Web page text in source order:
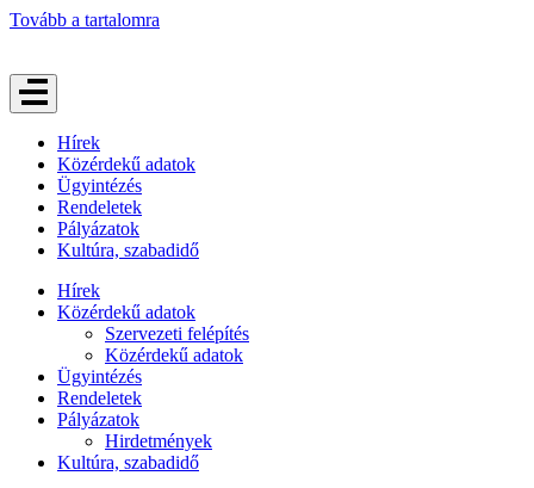
Tovább a tartalomra
Hírek
Közérdekű adatok
Ügyintézés
Rendeletek
Pályázatok
Kultúra, szabadidő
Hírek
Közérdekű adatok
Szervezeti felépítés
Közérdekű adatok
Ügyintézés
Rendeletek
Pályázatok
Hirdetmények
Kultúra, szabadidő